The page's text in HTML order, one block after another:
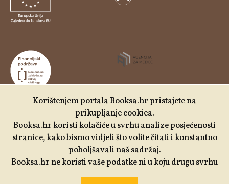
Udruga Kulturtreger je korisnik institucionalne podrške
Nacionalne zaklade za razvoj civilnoga društva za
stabilizaciju i/ili razvoj udruge u području demokratizacije i
društvenog razvoja.
Korištenjem portala Booksa.hr pristajete na
prikupljanje cookiea.
Booksa.hr koristi kolačiće u svrhu analize posjećenosti
stranice, kako bismo vidjeli što volite čitati i konstantno
poboljšavali naš sadržaj.
Booksa.hr ne koristi vaše podatke ni u koju drugu svrhu